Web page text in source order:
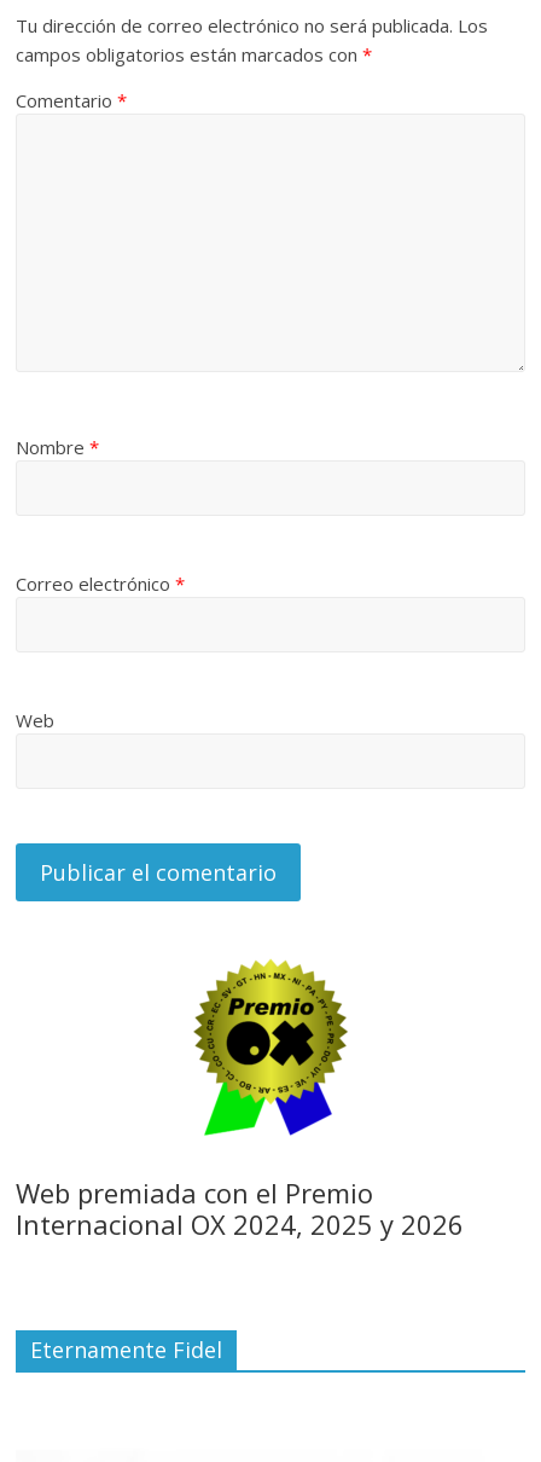
Tu dirección de correo electrónico no será publicada. Los
campos obligatorios están marcados con*
Comentario*
Nombre*
Correo electrónico*
Web
Web premiada con el Premio
Internacional OX 2024, 2025 y 2026
Eternamente Fidel